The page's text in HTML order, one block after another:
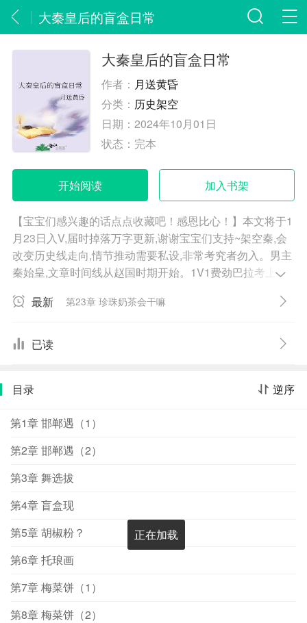
大秦皇后的盲盒日常
大秦皇后的盲盒日常
作者： 月送黄昏
分类： 历史架空
日期：2024年10月01日
状态： 完本
开始阅读 加入书架
【宝宝们感兴趣的话点点收藏吧！感恩比心！】本文将于1
月23日入V,届时掉落万字更新,谢谢宝宝们支持~架空秦,会
改变历史线走向,情节推动需要私设,非常考究者勿入。男主
秦始皇,文章时间线从赵国时期开始。1V1费劲巴拉考上历
商家养的舞乐女,名唤茉儿,年仅八岁。看着比自己幼小了一
想把先秦史作为研究方向,可没想过真到这儿来看看啊保
人例外。摆摊时,她听见身旁烤包子摊那个慈眉善目的吴大
现在可以做两个】尹纾果断花钱——大爷,我运气真不好,包
子里头都没多少肉沫儿！众人：悟了！原来不是只有我们
运气不好。好不容易找到条出路脱离舞乐女身份,尹纾正偷
吃着天降的零食凤爪,终于解解馋,就是有股薄荷味,却又听
里话外要动手除掉的人,好像是她费了半天劲找上的逃跑搭
子。**练舞时,尹纾被人使绊子跌了一跤,起身就发现衣袖里
多了个沉甸甸的东西——一瓶胡椒粉。美滋滋放在粥里调
味,结果刺激直冲天灵盖。严苛的饮食制度让她饥肠辘辘,上
床睡觉不小心磕到头,枕边多了份香气四溢的梅干菜肉饼。
吃完果然精神抖擞,而且那一天只吃这一顿都不饿。夜晚,尹
纾数到第一千零八只羊,还是没有睡着。踩雷数次,尹纾对这
最新 第23章 珍珠奶茶会干嘛
已读
逆序
目录
第1章 邯郸遇（1）
第2章 邯郸遇（2）
第3章 舞选拔
第4章 盲盒现
第5章 胡椒粉？
第6章 托琅画
第7章 梅菜饼（1）
第8章 梅菜饼（2）
正在加载